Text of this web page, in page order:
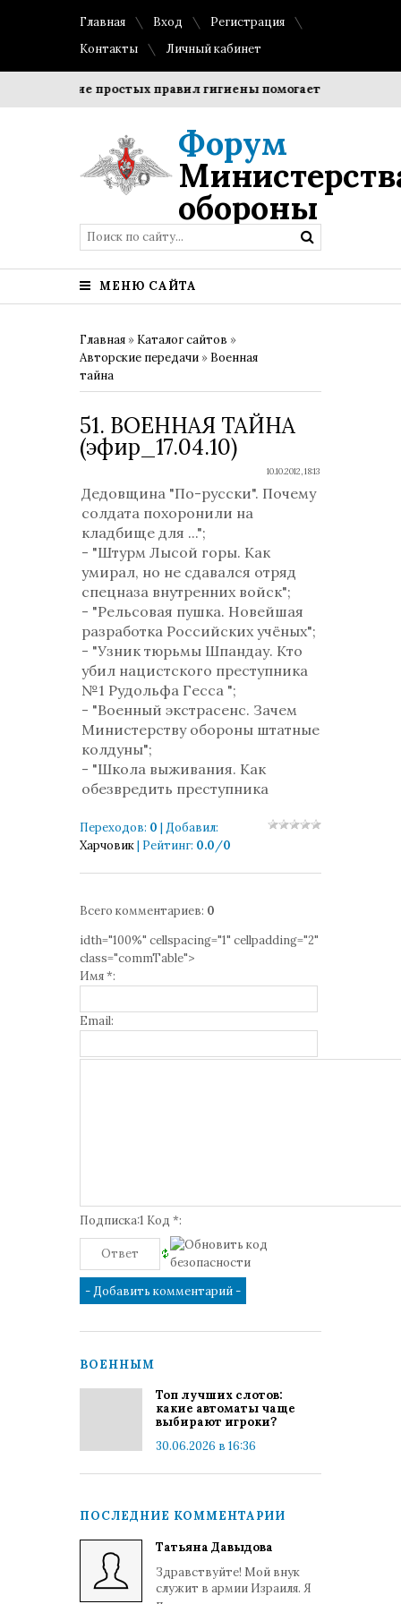
Главная Вход
Регистрация
Контакты
Личный кабинет
простых правил гигиены помогает сохранить
Форум
обороны
МЕНЮ САЙТА
Главная » Каталог сайтов »
Авторские передачи » Военная
тайна
51. ВОЕННАЯ ТАЙНА
(эфир_17.04.10)
10.10.2012, 18:13
Дедовщина "По-русски". Почему
солдата похоронили на
кладбище для ...";
- "Штурм Лысой горы. Как
умирал, но не сдавался отряд
спецназа внутренних войск";
- "Рельсовая пушка. Новейшая
разработка Российских учёных";
- "Узник тюрьмы Шпандау. Кто
убил нацистского преступника
№1 Рудольфа Гесса ";
- "Военный экстрасенс. Зачем
Министерству обороны штатные
колдуны";
- "Школа выживания. Как
обезвредить преступника
Переходов: 0 | Добавил:
Харчовик| Рейтинг: 0.0/0
Всего комментариев: 0
idth="100%" cellspacing="1" cellpadding="2"
class="commTable">
Имя *:
Email:
Подписка:1 Код *:
ВОЕННЫМ
Топ лучших слотов:
какие автоматы чаще
выбирают игроки?
30.06.2026 в 16:36
ПОСЛЕДНИЕ КОММЕНТАРИИ
Татьяна Давыдова
Здравствуйте! Мой внук
служит в армии Израиля. Я